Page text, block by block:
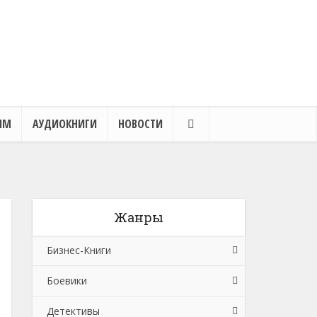
АУДИОКНИГИ НОВОСТИ
Жанры
Бизнес-Книги
Банковское дело
Бухучет, налогообложение, аудит
Боевики
Боевики: Прочее
Детективы